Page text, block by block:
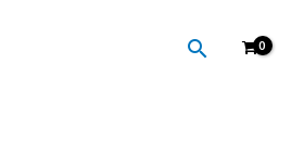
Пошук